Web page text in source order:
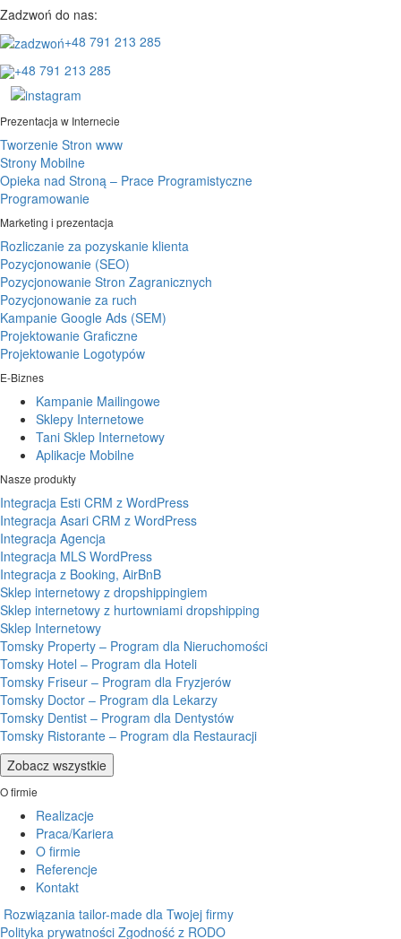
Zadzwoń do nas:
+48 791 213 285
+48 791 213 285
Prezentacja w Internecie
Tworzenie Stron www
Strony Mobilne
Opieka nad Stroną – Prace Programistyczne
Programowanie
Marketing i prezentacja
Rozliczanie za pozyskanie klienta
Pozycjonowanie (SEO)
Pozycjonowanie Stron Zagranicznych
Pozycjonowanie za ruch
Kampanie Google Ads (SEM)
Projektowanie Graficzne
Projektowanie Logotypów
E-Biznes
Kampanie Mailingowe
Sklepy Internetowe
Tani Sklep Internetowy
Aplikacje Mobilne
Nasze produkty
Integracja Esti CRM z WordPress
Integracja Asari CRM z WordPress
Integracja Agencja
Integracja MLS WordPress
Integracja z Booking, AirBnB
Sklep internetowy z dropshippingiem
Sklep internetowy z hurtowniami dropshipping
Sklep Internetowy
Tomsky Property – Program dla Nieruchomości
Tomsky Hotel – Program dla Hoteli
Tomsky Friseur – Program dla Fryzjerów
Tomsky Doctor – Program dla Lekarzy
Tomsky Dentist – Program dla Dentystów
Tomsky Ristorante – Program dla Restauracji
Zobacz wszystkie
O firmie
Realizacje
Praca/Kariera
O firmie
Referencje
Kontakt
Rozwiązania tailor-made dla Twojej firmy
Polityka prywatności Zgodność z RODO